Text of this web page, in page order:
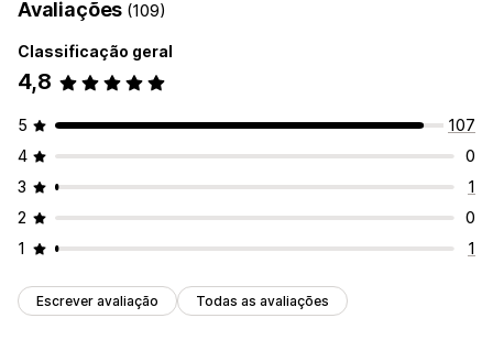
Avaliações (109)
Classificação geral
4,8
5
107
4
0
3
1
2
0
1
1
Escrever avaliação Todas as avaliações